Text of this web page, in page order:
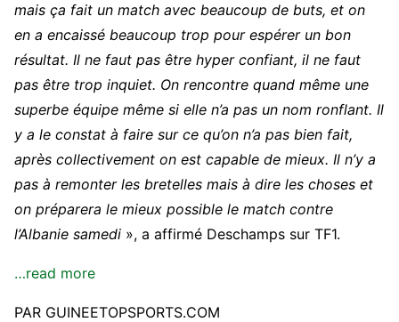
mais ça fait un match avec beaucoup de buts, et on
en a encaissé beaucoup trop pour espérer un bon
résultat. Il ne faut pas être hyper confiant, il ne faut
pas être trop inquiet. On rencontre quand même une
superbe équipe même si elle n’a pas un nom ronflant. Il
y a le constat à faire sur ce qu’on n’a pas bien fait,
après collectivement on est capable de mieux. Il n’y a
pas à remonter les bretelles mais à dire les choses et
on préparera le mieux possible le match contre
l’Albanie samedi », a affirmé Deschamps sur TF1.
…read more
PAR GUINEETOPSPORTS.COM